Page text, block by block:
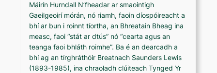
Máirín Hurndall N’fheadar ar smaointigh
Gaeilgeoirí mórán, nó riamh, faoin díospóireacht a
bhí ar bun i roinnt tíortha, an Bhreatain Bheag ina
measc, faoi “stát ar dtús” nó “cearta agus an
teanga faoi bhláth roimhe”. Ba é an dearcadh a
bhí ag an tírghráthóir Breatnach Saunders Lewis
(1893-1985), ina chraoladh clúiteach Tynged Yr